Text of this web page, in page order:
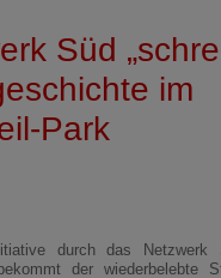
Süd
im
Park
durch das Netzwerk
der wiederbelebte